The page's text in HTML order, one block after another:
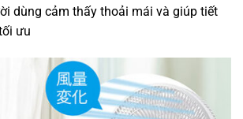
dùng cảm thấy thoải mái và giúp tiết
ưu